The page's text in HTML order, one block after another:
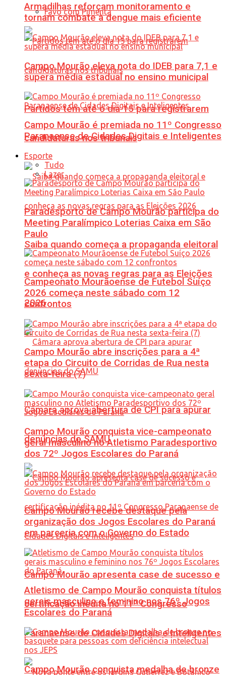
Favo com Pimenta
Partidos têm até o dia 15 para registrarem
candidaturas nos tribunais
Saiba quando começa a propaganda eleitoral
e conheça as novas regras para as Eleições
2026
Câmara aprova abertura de CPI para apurar
denúncias do SAMU
Campo Mourão apresenta case de sucesso e
certificação inédita no 11º Congresso
Paranaense de Cidades Digitais e Inteligentes
Armadilhas reforçam monitoramento e
tornam combate à dengue mais eficiente
Campo Mourão eleva nota do IDEB para 7,1 e
supera média estadual no ensino municipal
Campo Mourão é premiada no 11º Congresso
Paranaense de Cidades Digitais e Inteligentes
Esporte
Tudo
Lazer
Paradesporto de Campo Mourão participa do
Meeting Paralímpico Loterias Caixa em São
Paulo
Campeonato Mourãoense de Futebol Suíço
2026 começa neste sábado com 12
confrontos
Campo Mourão abre inscrições para a 4ª
etapa do Circuito de Corridas de Rua nesta
sexta-feira (7)
Campo Mourão conquista vice-campeonato
geral masculino no Atletismo Paradesportivo
dos 72º Jogos Escolares do Paraná
Campo Mourão recebe destaque pela
organização dos Jogos Escolares do Paraná
em parceria com o Governo do Estado
Atletismo de Campo Mourão conquista títulos
gerais masculino e feminino nos 76º Jogos
Escolares do Paraná
Campo Mourão conquista medalha de bronze